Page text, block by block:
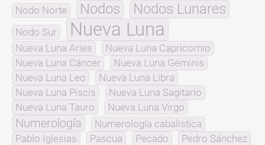
Nodo Norte Nodos Nodos Lunares
Nodo Sur Nueva Luna
Nueva Luna Aries
Nueva Luna Capricornio
Nueva Luna Cáncer
Nueva Luna Géminis
Nueva Luna Leo
Nueva Luna Libra
Nueva Luna Piscis
Nueva Luna Sagitario
Nueva Luna Tauro
Nueva Luna Virgo
Numerología
Numerología cabalística
Pablo Iglesias
Pascua Pecado
Pedro Sánchez